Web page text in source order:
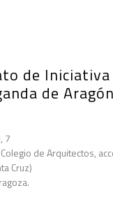
de
de Aragón
7
de Arquitectos,
Cruz)